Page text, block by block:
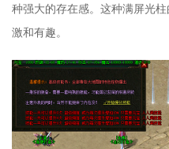
种强大的存在感。这种满屏光
激和有趣。